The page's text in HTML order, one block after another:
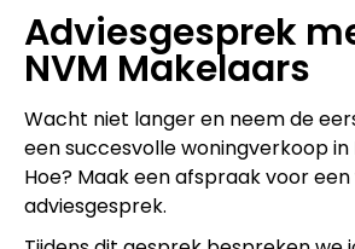
Adviesgesprek
NVM Makelaars
Wacht niet langer en neem de
een succesvolle woningverkoop in
Hoe? Maak een afspraak voor
adviesgesprek.